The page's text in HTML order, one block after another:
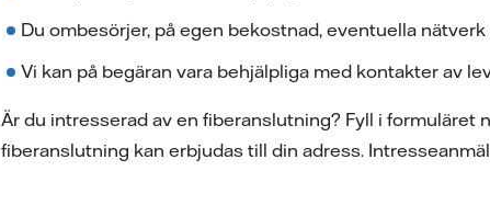
Du ombesörjer, på egen bekostnad, eventuella
Vi kan på begäran vara behjälpliga med kontakter av
Är du intresserad av en fiberanslutning? Fyll i formuläret
fiberanslutning kan erbjudas till din adress.